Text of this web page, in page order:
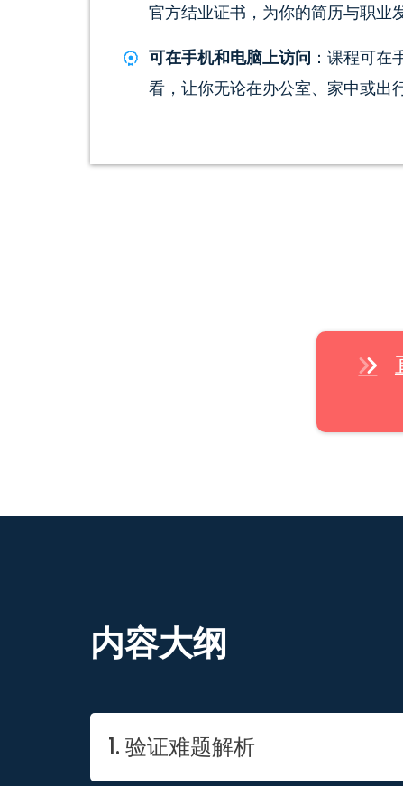
官方结业证书，为你的简历与职业
可在手机和电脑上访问 ：课程可在
看，让你无论在办公室、家中或出
内容大纲
1. 验证难题解析